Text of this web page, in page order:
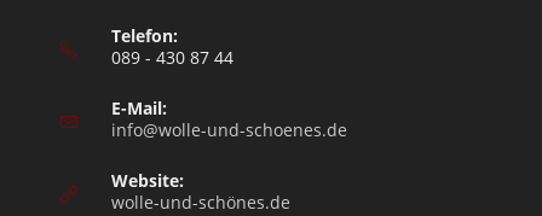
Telefon:
089 - 430 87 44
E-Mail:
info@wolle-und-schoenes.de
Website:
wolle-und-schönes.de